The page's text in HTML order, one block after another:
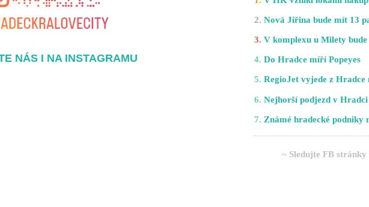
NÁS I NA INSTAGRAMU
2. Nová Jiřina bude mít 13
3. V komplexu u Milety
4. Do Hradce míří Popeyes
5. RegioJet vyjede z Hradce
6. Nejhorší podjezd v Hradci
7. Známé hradecké podniky
~ Sledujte FB